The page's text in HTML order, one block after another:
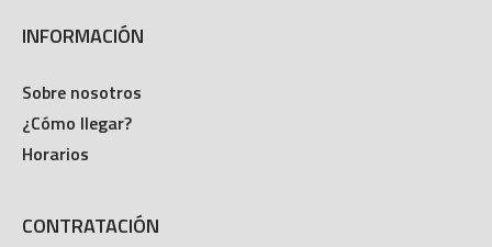
INFORMACIÓN
Sobre nosotros
¿Cómo llegar?
Horarios
CONTRATACIÓN